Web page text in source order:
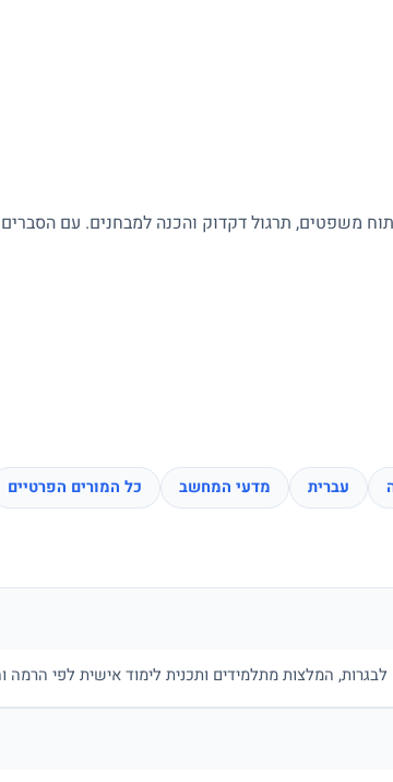
משפטים, תרגול דקדוק והכנה למבחנים. עם
עברית מדעי המחשב כל המורים הפרטיים
המלצות מתלמידים ותכנית לימוד אישית לפי הרמה